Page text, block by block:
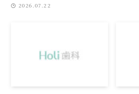
2026.07.22